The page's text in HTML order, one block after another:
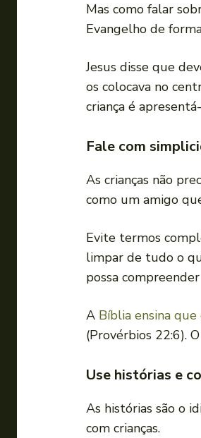
Mas como falar
Evangelho de
Jesus disse que
os colocava no
criança é
Fale com
As crianças não
como um amigo
Evite termos
limpar de tudo o
possa
A Bíblia ensina
(Provérbios 22:6).
Use histórias e
As histórias são o
com crianças.